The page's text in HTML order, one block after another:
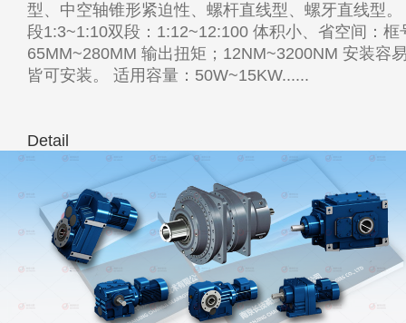
型、中空轴锥形紧迫性、螺杆直线型、螺牙直线型
段1:3~1:10双段：1:12~12:100 体积小、省空间：框
65MM~280MM 输出扭矩；12NM~3200NM 安装容
皆可安装。 适用容量：50W~15KW......
Detail